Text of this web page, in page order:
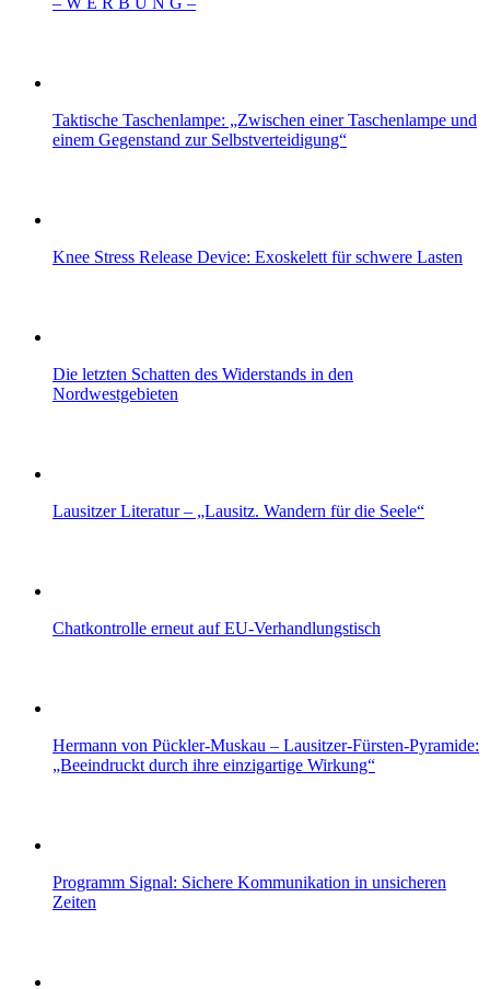
Taktische Taschenlampe: „Zwischen einer Taschenlampe und
einem Gegenstand zur Selbstverteidigung“
Knee Stress Release Device: Exoskelett für schwere Lasten
Die letzten Schatten des Widerstands in den
Nordwestgebieten
Lausitzer Literatur – „Lausitz. Wandern für die Seele“
Chatkontrolle erneut auf EU-Verhandlungstisch
Hermann von Pückler-Muskau – Lausitzer-Fürsten-Pyramide:
„Beeindruckt durch ihre einzigartige Wirkung“
Programm Signal: Sichere Kommunikation in unsicheren
Zeiten